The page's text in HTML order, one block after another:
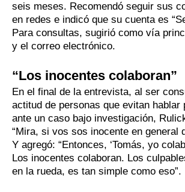
seis meses. Recomendó seguir sus
en redes e indicó que su cuenta es
Para consultas, sugirió como vía
y el correo electrónico.
“Los inocentes colaboran”
En el final de la entrevista, al ser
actitud de personas que evitan hablar
ante un caso bajo investigación,
“Mira, si vos sos inocente en general
Y agregó: “Entonces, ‘Tomás, yo
Los inocentes colaboran. Los
en la rueda, es tan simple como eso”.